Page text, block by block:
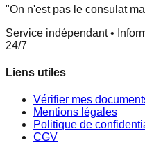
"On n'est pas le consulat
Service indépendant •
24/7
Liens utiles
Vérifier mes
Mentions légales
Politique de
CGV